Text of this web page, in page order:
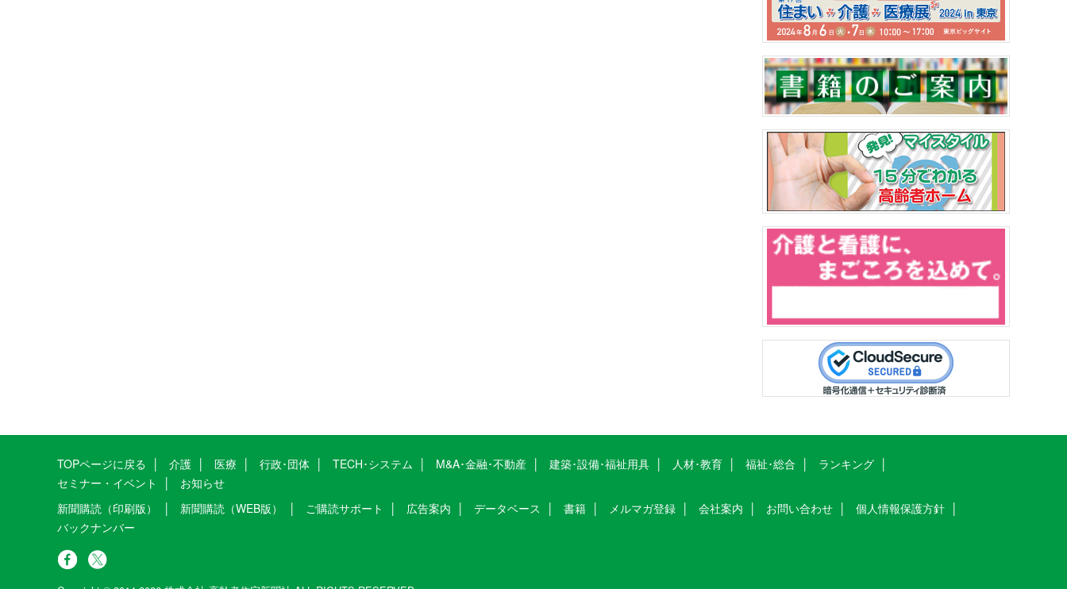
TOPページに戻る 介護 医療 行政･団体 TECH･システム M&A･金融･不動産 建築･設備･福祉用具 人材･教育 福祉･総合
ランキング
セミナー・イベント
お知らせ
新聞購読（印刷版）
新聞購読（WEB版） ご購読サポート 広告案内 データベース 書籍 メルマガ登録 会社案内 お問い合わせ
個人情報保護方針
バックナンバー